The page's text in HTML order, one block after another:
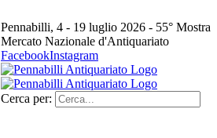
Pennabilli, 4 - 19 luglio 2026 - 55° Mostra
Mercato Nazionale d'Antiquariato
FacebookInstagram
Cerca per: